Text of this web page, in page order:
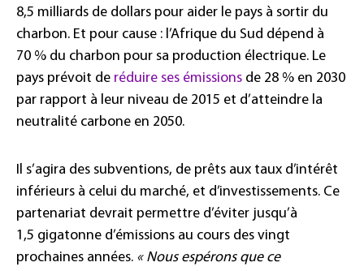
8,5 milliards de dollars pour aider le pays à sortir du
charbon. Et pour cause : l’Afrique du Sud dépend à
70 % du charbon pour sa production électrique. Le
pays prévoit de réduire ses émissions de 28 % en 2030
par rapport à leur niveau de 2015 et d’atteindre la
neutralité carbone en 2050.
Il s’agira des subventions, de prêts aux taux d’intérêt
inférieurs à celui du marché, et d’investissements. Ce
partenariat devrait permettre d’éviter jusqu’à
1,5 gigatonne d’émissions au cours des vingt
prochaines années. « Nous espérons que ce